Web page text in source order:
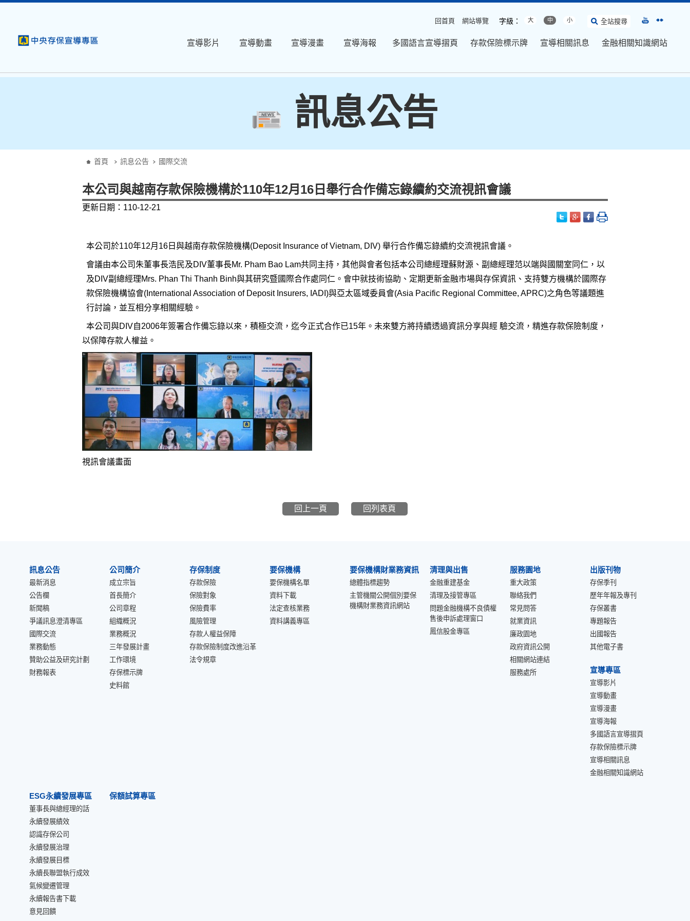
回首頁 網站導覽 字級： 大 中 小 全站搜尋
宣導影片 宣導動畫 宣導漫畫 宣導海報 多國語言宣導摺頁 存款保險標示牌 宣導相關訊息 金融相關知識網站
訊息公告
首頁 訊息公告 國際交流
本公司與越南存款保險機構於110年12月16日舉行合作備忘錄續約交流視訊會議
更新日期：110-12-21
本公司於110年12月16日與越南存款保險機構(Deposit Insurance of Vietnam, DIV) 舉行合作備忘錄續約交流視訊會議。
會議由本公司朱董事長浩民及DIV董事長Mr. Pham Bao Lam共同主持，其他與會者包括本公司總經理蘇財源、副總經理范以端與國關室同仁，以
及DIV副總經理Mrs. Phan Thi Thanh Binh與其研究暨國際合作處同仁。會中就技術協助、定期更新金融市場與存保資訊、支持雙方機構於國際存
款保險機構協會(International Association of Deposit Insurers, IADI)與亞太區域委員會(Asia Pacific Regional Committee, APRC)之角色等議題進
行討論，並互相分享相關經驗。
本公司與DIV自2006年簽署合作備忘錄以來，積極交流，迄今正式合作已15年。未來雙方將持續透過資訊分享與經 驗交流，精進存款保險制度，
以保障存款人權益。
視訊會議畫面
回上一頁 回列表頁
訊息公告
最新消息
公告欄
新聞稿
爭議訊息澄清專區
國際交流
業務動態
贊助公益及研究計劃
財務報表
公司簡介
成立宗旨
首長簡介
公司章程
組織概況
業務概況
三年發展計畫
工作環境
存保標示牌
史料館
存保制度
存款保險
保險對象
保險費率
風險管理
存款人權益保障
存款保險制度改進沿革
法令規章
要保機構
要保機構名單
資料下載
法定查核業務
資料講義專區
要保機構財業務資訊
總體指標趨勢
主管機關公開個別要保
機構財業務資訊網站
清理與出售
金融重建基金
清理及接管專區
問題金融機構不良債權
售後申訴處理窗口
鳳信股金專區
服務園地
重大政策
聯絡我們
常見問答
就業資訊
廉政園地
政府資訊公開
相關網站連結
服務處所
出版刊物
存保季刊
歷年年報及專刊
存保叢書
專題報告
出國報告
其他電子書
宣導專區
宣導影片
宣導動畫
宣導漫畫
宣導海報
多國語言宣導摺頁
存款保險標示牌
宣導相關訊息
金融相關知識網站
ESG永續發展專區
董事長與總經理的話
永續發展績效
認識存保公司
永續發展治理
永續發展目標
永續長聯盟執行成效
氣候變遷管理
永續報告書下載
意見回饋
保額試算專區